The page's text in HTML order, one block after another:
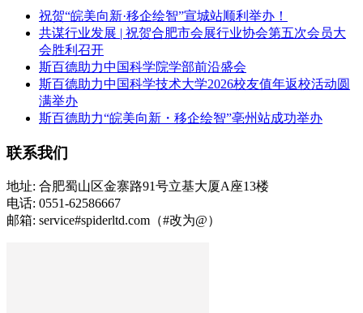
祝贺“皖美向新·移企绘智”宣城站顺利举办！
共谋行业发展 | 祝贺合肥市会展行业协会第五次会员大
会胜利召开
斯百德助力中国科学院学部前沿盛会
斯百德助力中国科学技术大学2026校友值年返校活动圆
满举办
斯百德助力“皖美向新・移企绘智”亳州站成功举办
联系我们
地址: 合肥蜀山区金寨路91号立基大厦A座13楼
电话: 0551-62586667
邮箱: service#spiderltd.com（#改为@）